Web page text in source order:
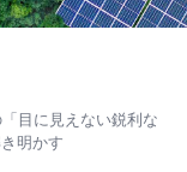
目に見えない鋭利な
明かす